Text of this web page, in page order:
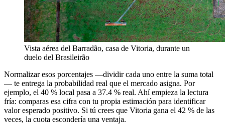
Vista aérea del Barradão, casa de Vitoria, durante un
duelo del Brasileirão
Normalizar esos porcentajes —dividir cada uno entre la suma total
— te entrega la probabilidad real que el mercado asigna. Por
ejemplo, el 40 % local pasa a 37.4 % real. Ahí empieza la lectura
fría: comparas esa cifra con tu propia estimación para identificar
valor esperado positivo. Si tú crees que Vitoria gana el 42 % de las
veces, la cuota escondería una ventaja.